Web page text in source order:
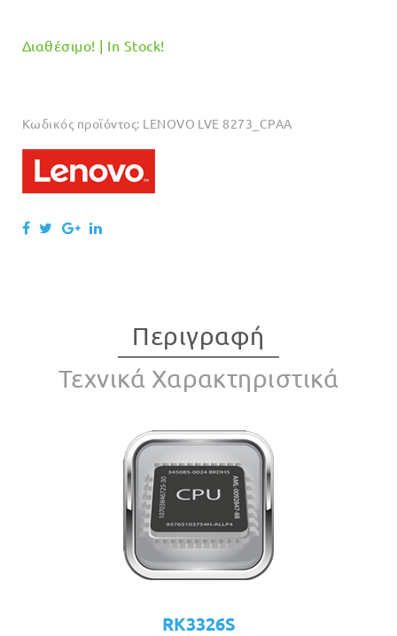
Διαθέσιμο! | In Stock!
Κωδικός προϊόντος: LENOVO LVE 8273_CPAA
Περιγραφή
Τεχνικά Χαρακτηριστικά
RK3326S